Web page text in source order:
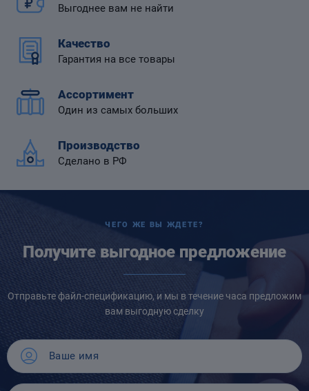
Выгоднее вам не найти
Качество
Гарантия на все товары
Ассортимент
Один из самых больших
Производство
Сделано в РФ
ЧЕГО ЖЕ ВЫ ЖДЕТЕ?
Получите выгодное предложение
Отправьте файл-спецификацию, и мы в течение часа предложим
вам выгодную сделку